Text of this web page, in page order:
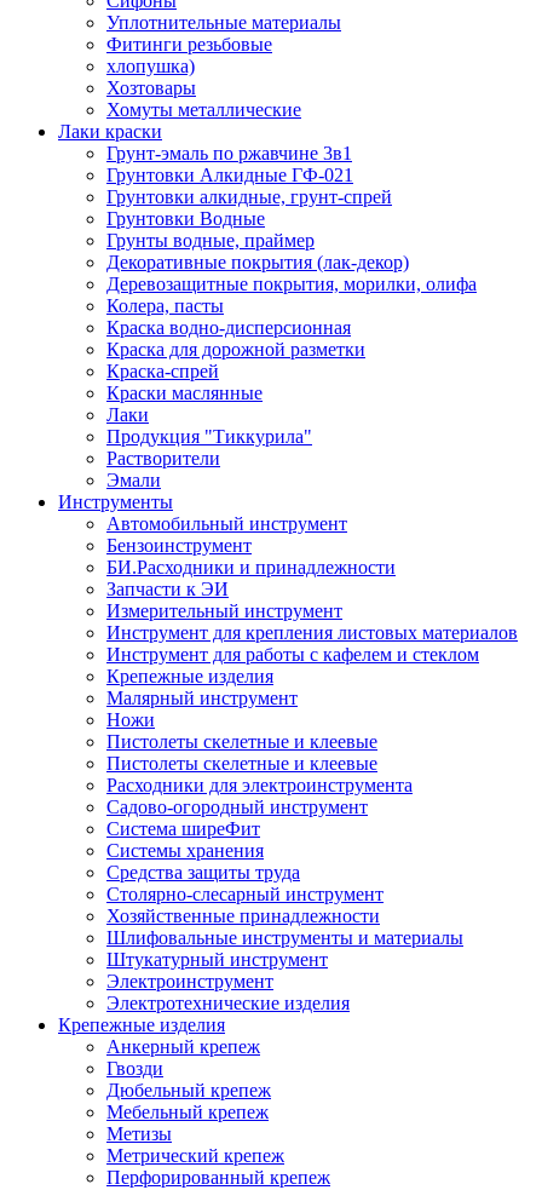
Уплотнительные материалы
Фитинги резьбовые
хлопушка)
Хозтовары
Хомуты металлические
Лаки краски
Грунт-эмаль по ржавчине 3в1
Грунтовки Алкидные ГФ-021
Грунтовки алкидные, грунт-спрей
Грунтовки Водные
Грунты водные, праймер
Декоративные покрытия (лак-декор)
Деревозащитные покрытия, морилки, олифа
Колера, пасты
Краска водно-дисперсионная
Краска для дорожной разметки
Краска-спрей
Краски маслянные
Лаки
Продукция "Тиккурила"
Растворители
Эмали
Инструменты
Автомобильный инструмент
Бензоинструмент
БИ.Расходники и принадлежности
Запчасти к ЭИ
Измерительный инструмент
Инструмент для крепления листовых материалов
Инструмент для работы с кафелем и стеклом
Крепежные изделия
Малярный инструмент
Ножи
Пистолеты скелетные и клеевые
Пистолеты скелетные и клеевые
Расходники для электроинструмента
Садово-огородный инструмент
Система ширеФит
Системы хранения
Средства защиты труда
Столярно-слесарный инструмент
Хозяйственные принадлежности
Шлифовальные инструменты и материалы
Штукатурный инструмент
Электроинструмент
Электротехнические изделия
Крепежные изделия
Анкерный крепеж
Гвозди
Дюбельный крепеж
Мебельный крепеж
Метизы
Метрический крепеж
Перфорированный крепеж